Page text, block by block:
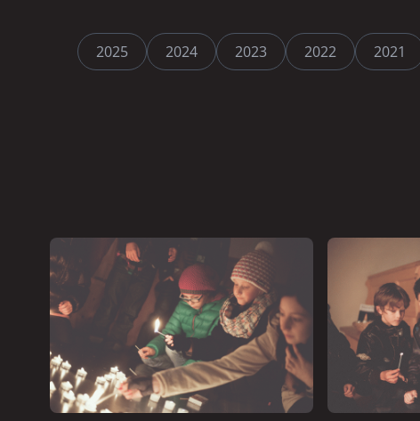
2025 2024 2023 2022 2021